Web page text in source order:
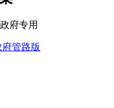
府专用
府管路版